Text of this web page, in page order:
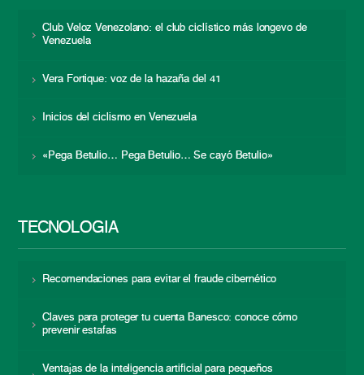
Club Veloz Venezolano: el club ciclístico más longevo de
Venezuela
Vera Fortique: voz de la hazaña del 41
Inicios del ciclismo en Venezuela
«Pega Betulio… Pega Betulio… Se cayó Betulio»
TECNOLOGÍA
Recomendaciones para evitar el fraude cibernético
Claves para proteger tu cuenta Banesco: conoce cómo
prevenir estafas
Ventajas de la inteligencia artificial para pequeños